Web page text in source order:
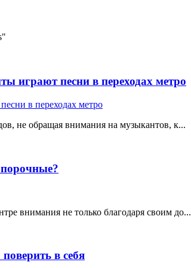
играют песни в переходах метро
не обращая внимания на музыкантов, к...
внимания не только благодаря своим до...
в себя